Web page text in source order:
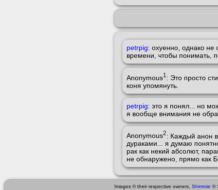
petrpig: охуенно, однако
времени, чтобы понимать,
Anonymous1 : Это просто
коня упомянуть.
petrpig: это я понял... но
я вообще внимания не
Anonymous2: Каждый анон
дураками... я думаю
рак как некий абсолют,
не обнаружено, прямо как
Images © their respective owners, Shimmie ©